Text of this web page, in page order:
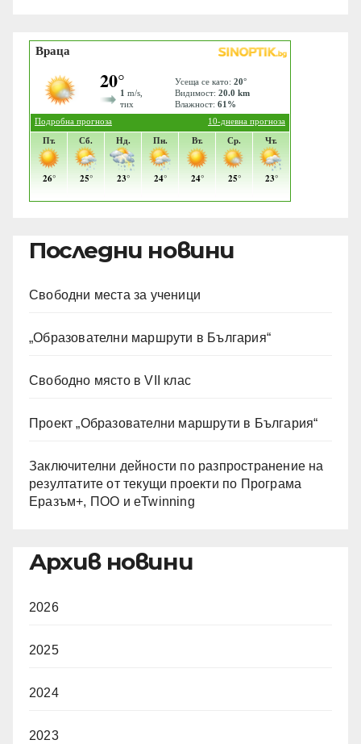
Последни новини
Свободни места за ученици
„Образователни маршрути в България“
Свободно място в VII клас
Проект „Образователни маршрути в България“
Заключителни дейности по разпространение на
резултатите от текущи проекти по Програма
Еразъм+, ПОО и eTwinning
Архив новини
2026
2025
2024
2023